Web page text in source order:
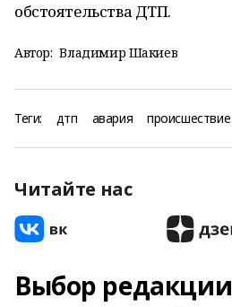
обстоятельства ДТП.
Автор: Владимир Шакиев
Теги: дтп авария происшествие
Читайте нас
Выбор редакции